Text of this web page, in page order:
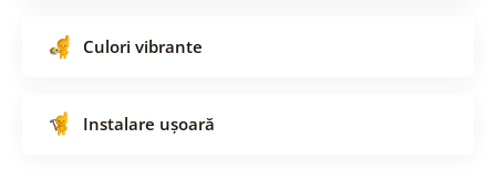
Culori vibrante
Instalare ușoară